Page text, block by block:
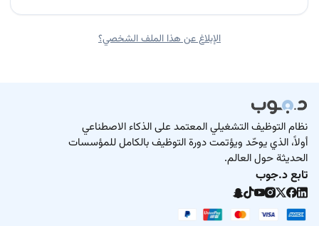
الإبلاغ عن هذا الملف الشخصي؟
نظام التوظيف التشغيلي المعتمد على الذكاء الاصطناعي
أولاً، الذي يوحّد ويؤتمت دورة التوظيف بالكامل للمؤسسات
الحديثة حول العالم.
تابع د.جوب